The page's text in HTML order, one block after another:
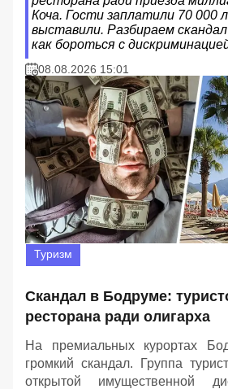
Коча. Гости заплатили 70 000
выставили. Разбираем
как бороться с
08.08.2026 15:01
Туризм
Скандал в Бодруме:
ресторана ради олигарха
На премиальных курортах
громкий скандал. Группа
открытой имущественной